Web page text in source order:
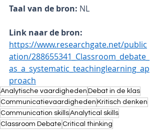
Taal van de bron: NL
Link naar de bron:
https://www.researchgate.net/public
ation/288655341_Classroom_debate_
as_a_systematic_teachinglearning_ap
proach
Analytische vaardigheden Debat in de klas
Communicatievaardigheden Kritisch denken
Communication skillsAnalytical skills
Classroom Debate Critical thinking